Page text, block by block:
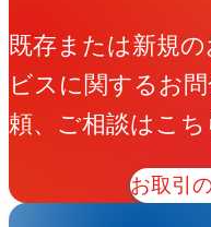
既存または新規
ビスに関するお
頼、ご相談はこち
お取引